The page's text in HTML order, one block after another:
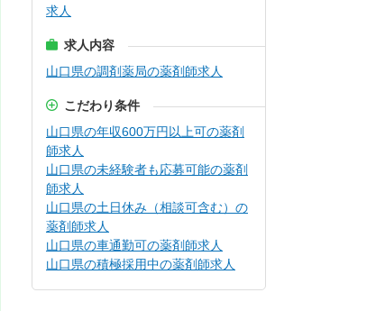
求人
求人内容
山口県の調剤薬局の薬剤師求人
こだわり条件
山口県の年収600万円以上可の薬剤
師求人
山口県の未経験者も応募可能の薬剤
師求人
山口県の土日休み（相談可含む）の
薬剤師求人
山口県の車通勤可の薬剤師求人
山口県の積極採用中の薬剤師求人